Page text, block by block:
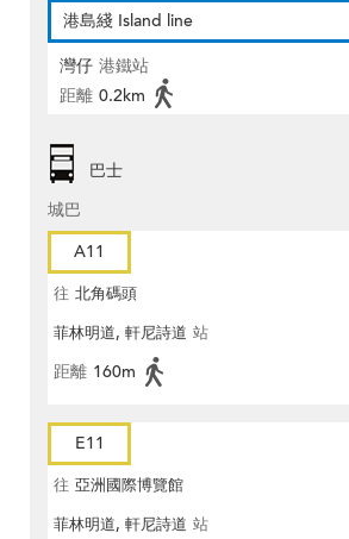
港島綫 Island line
灣仔 港鐵站
距離 0.2km
巴士
城巴
A11
往 北角碼頭
菲林明道, 軒尼詩道 站
距離 160m
E11
往 亞洲國際博覽館
菲林明道, 軒尼詩道 站